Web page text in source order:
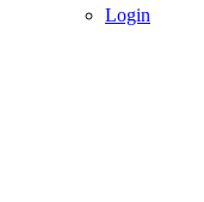
Login